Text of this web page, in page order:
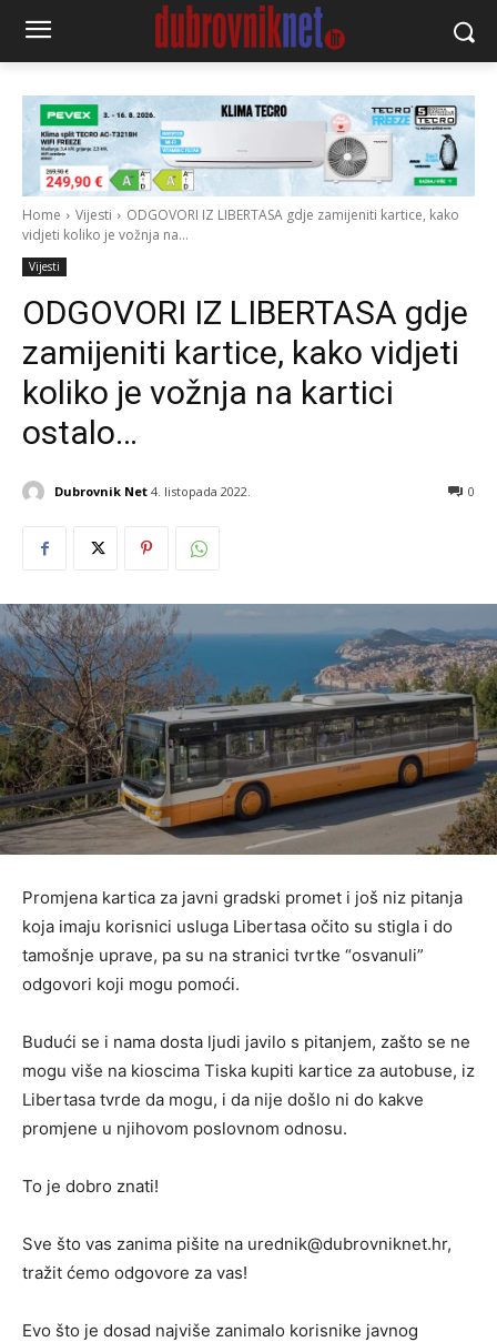
Home Vijesti
ODGOVORI IZ LIBERTASA gdje zamijeniti kartice, kako
vidjeti koliko je vožnja na...
Vijesti
ODGOVORI IZ LIBERTASA gdje
zamijeniti kartice, kako vidjeti
koliko je vožnja na kartici
ostalo…
Dubrovnik Net 4. listopada 2022. 0
Promjena kartica za javni gradski promet i još niz pitanja
koja imaju korisnici usluga Libertasa očito su stigla i do
tamošnje uprave, pa su na stranici tvrtke “osvanuli”
odgovori koji mogu pomoći.
Budući se i nama dosta ljudi javilo s pitanjem, zašto se ne
mogu više na kioscima Tiska kupiti kartice za autobuse, iz
Libertasa tvrde da mogu, i da nije došlo ni do kakve
promjene u njihovom poslovnom odnosu.
To je dobro znati!
Sve što vas zanima pišite na urednik@dubrovniknet.hr,
tražit ćemo odgovore za vas!
Evo što je dosad najviše zanimalo korisnike javnog